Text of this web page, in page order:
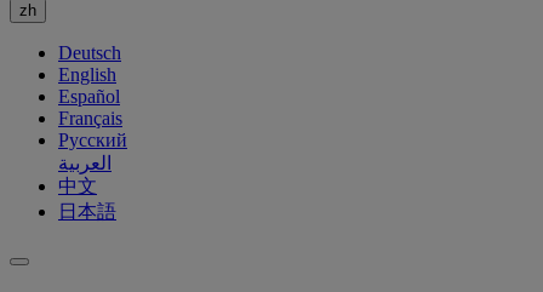
zh
Deutsch
English
Español
Français
Русский
العربية
中文
日本語